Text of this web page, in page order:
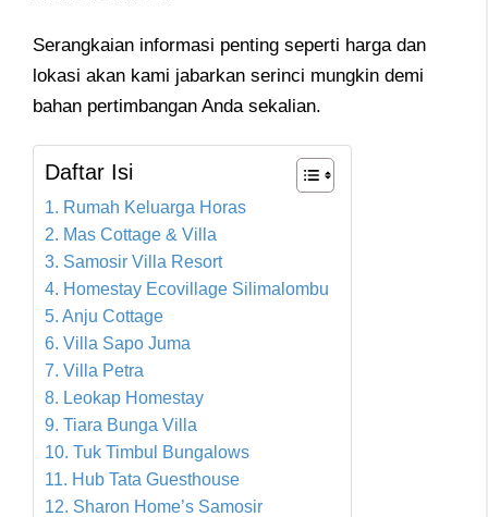
Serangkaian informasi penting seperti harga dan
lokasi akan kami jabarkan serinci mungkin demi
bahan pertimbangan Anda sekalian.
Daftar Isi
1. Rumah Keluarga Horas
2. Mas Cottage & Villa
3. Samosir Villa Resort
4. Homestay Ecovillage Silimalombu
5. Anju Cottage
6. Villa Sapo Juma
7. Villa Petra
8. Leokap Homestay
9. Tiara Bunga Villa
10. Tuk Timbul Bungalows
11. Hub Tata Guesthouse
12. Sharon Home’s Samosir